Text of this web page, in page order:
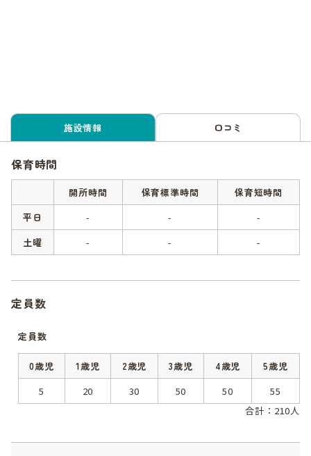
施設情報 口コミ
保育時間
開所時間 保育標準時間
保育短時間
平日
- -
-
土曜
- - -
定員数
定員数
0歳児 1歳児 2歳児 3歳児 4歳児
5歳児
5
20 30 50 50
55
合計：210人